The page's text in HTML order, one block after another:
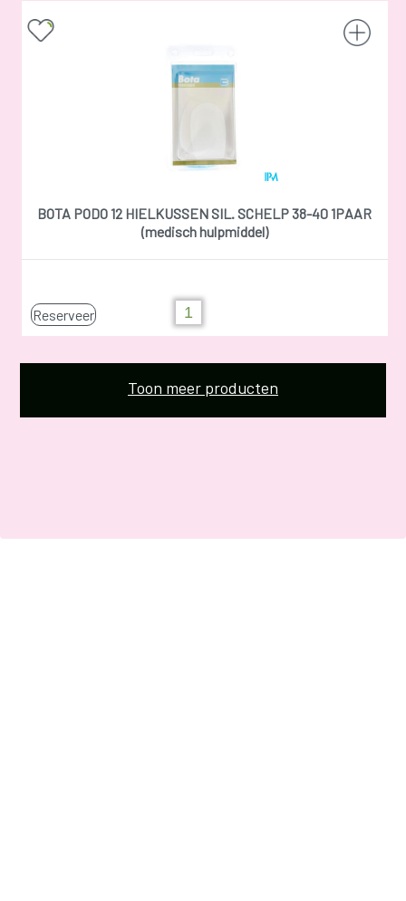
BOTA PODO 12 HIELKUSSEN SIL. SCHELP 38-40 1PAAR
(medisch hulpmiddel)
Reserveer
Toon meer producten